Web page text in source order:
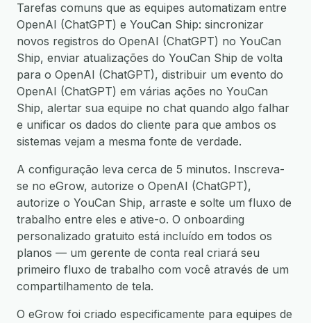
Tarefas comuns que as equipes automatizam entre
OpenAI (ChatGPT) e YouCan Ship: sincronizar
novos registros do OpenAI (ChatGPT) no YouCan
Ship, enviar atualizações do YouCan Ship de volta
para o OpenAI (ChatGPT), distribuir um evento do
OpenAI (ChatGPT) em várias ações no YouCan
Ship, alertar sua equipe no chat quando algo falhar
e unificar os dados do cliente para que ambos os
sistemas vejam a mesma fonte de verdade.
A configuração leva cerca de 5 minutos. Inscreva-
se no eGrow, autorize o OpenAI (ChatGPT),
autorize o YouCan Ship, arraste e solte um fluxo de
trabalho entre eles e ative-o. O onboarding
personalizado gratuito está incluído em todos os
planos — um gerente de conta real criará seu
primeiro fluxo de trabalho com você através de um
compartilhamento de tela.
O eGrow foi criado especificamente para equipes de